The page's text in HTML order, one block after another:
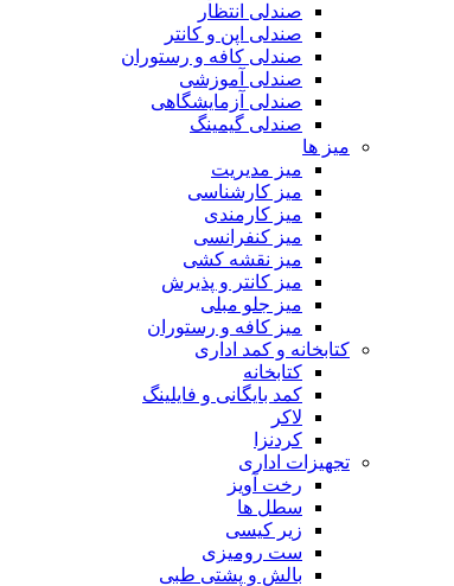
صندلی انتظار
صندلی اپن و کانتر
صندلی کافه و رستوران
صندلی آموزشی
صندلی آزمایشگاهی
صندلی گیمینگ
میز ها
میز مدیریت
میز کارشناسی
میز کارمندی
میز کنفرانسی
میز نقشه کشی
میز کانتر و پذیرش
میز جلو مبلی
میز کافه و رستوران
کتابخانه و کمد اداری
کتابخانه
کمد بایگانی و فایلینگ
لاکر
کردنزا
تجهیزات اداری
رخت آویز
سطل ها
زیر کیسی
ست رومیزی
بالش و پشتی طبی